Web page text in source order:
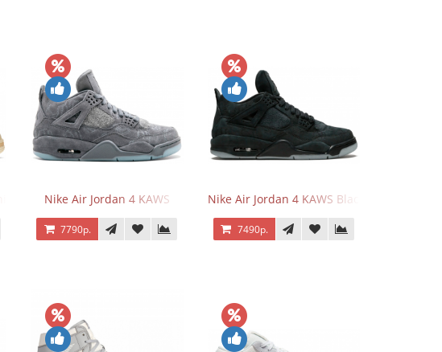
Sail Nike Air Jordan 4 KAWS
7790р.
Nike Air Jordan 4 KAWS Black
7490р.